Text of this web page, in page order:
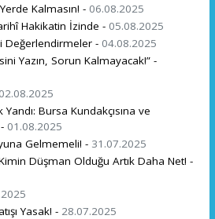
Kalmasın! - 06.08.2025
Hakikatin İzinde - 05.08.2025
Değerlendirmeler - 04.08.2025
Yazın, Sorun Kalmayacak!” -
02.08.2025
Bursa Kundakçısına ve
01.08.2025
Gelmemeli! - 31.07.2025
Düşman Olduğu Artık Daha Net! -
Yasak! - 28.07.2025